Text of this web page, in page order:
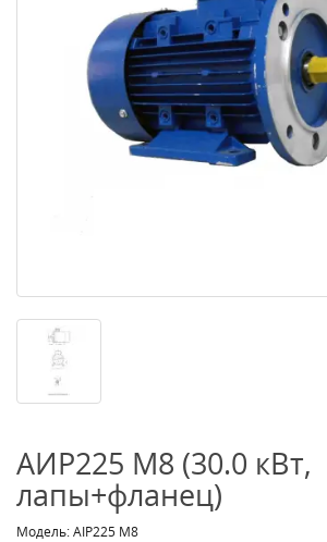
АИР225 M8 (30.0 кВт,
лапы+фланец)
Модель: АІР225 M8